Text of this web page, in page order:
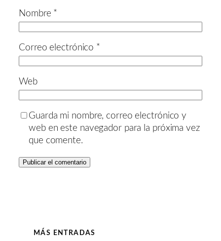
Nombre *
Correo electrónico *
Web
Guarda mi nombre, correo electrónico y
web en este navegador para la próxima vez
que comente.
MÁS ENTRADAS